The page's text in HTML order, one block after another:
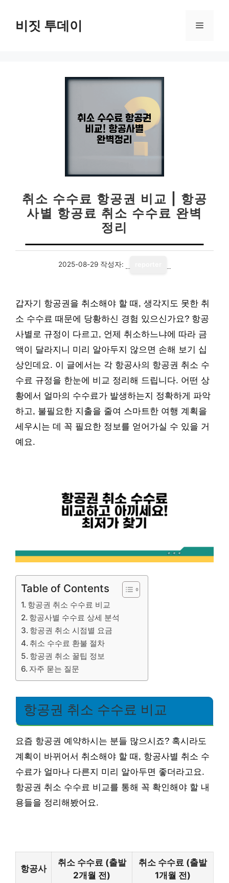
비짓 투데이 메
취소 수수료 항공권 비교 | 항공
사별 항공료 취소 수수료 완벽
정리
2025-08-29 작성자:
갑자기 항공권을 취소해야 할 때, 생각지도 못한 취
소 수수료 때문에 당황하신 경험 있으신가요? 항공
사별로 규정이 다르고, 언제 취소하느냐에 따라 금
액이 달라지니 미리 알아두지 않으면 손해 보기 십
상인데요. 이 글에서는 각 항공사의 항공권 취소 수
수료 규정을 한눈에 비교 정리해 드립니다. 어떤 상
황에서 얼마의 수수료가 발생하는지 정확하게 파악
하고, 불필요한 지출을 줄여 스마트한 여행 계획을
세우시는 데 꼭 필요한 정보를 얻어가실 수 있을 거
예요.
Table of Contents
항공권 취소 수수료 비교
항공사별 수수료 상세 분석
항공권 취소 시점별 요금
취소 수수료 환불 절차
항공권 취소 꿀팁 정보
자주 묻는 질문
항공권 취소 수수료 비교
요즘 항공권 예약하시는 분들 많으시죠? 혹시라도
계획이 바뀌어서 취소해야 할 때, 항공사별 취소 수
수료가 얼마나 다른지 미리 알아두면 좋더라고요.
항공권 취소 수수료 비교를 통해 꼭 확인해야 할 내
용들을 정리해봤어요.
항공사
취소 수수료 (출발
2개월 전)
취소 수수료 (출발
1개월 전)